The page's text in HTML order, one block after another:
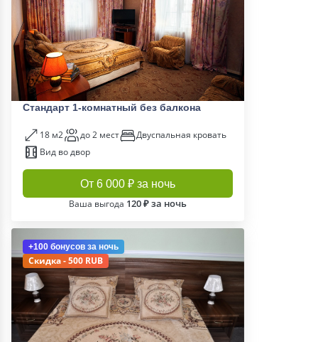
Стандарт 1-комнатный без балкона
18 м2 до 2 мест
Двуспальная кровать
Вид во двор
От 6 000 ₽ за ночь
Ваша выгода 120 ₽ за ночь
+100 бонусов за ночь
Скидка - 500 RUB